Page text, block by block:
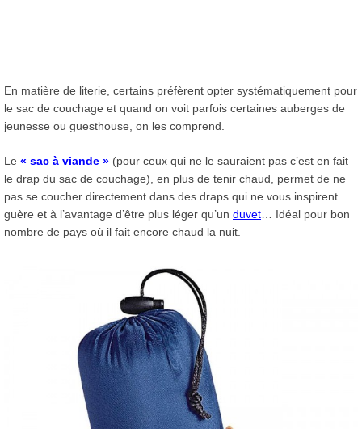
En matière de literie, certains préfèrent opter systématiquement pour
le sac de couchage et quand on voit parfois certaines auberges de
jeunesse ou guesthouse, on les comprend.
Le « sac à viande » (pour ceux qui ne le sauraient pas c’est en fait
le drap du sac de couchage), en plus de tenir chaud, permet de ne
pas se coucher directement dans des draps qui ne vous inspirent
guère et à l’avantage d’être plus léger qu’un duvet … Idéal pour bon
nombre de pays où il fait encore chaud la nuit.